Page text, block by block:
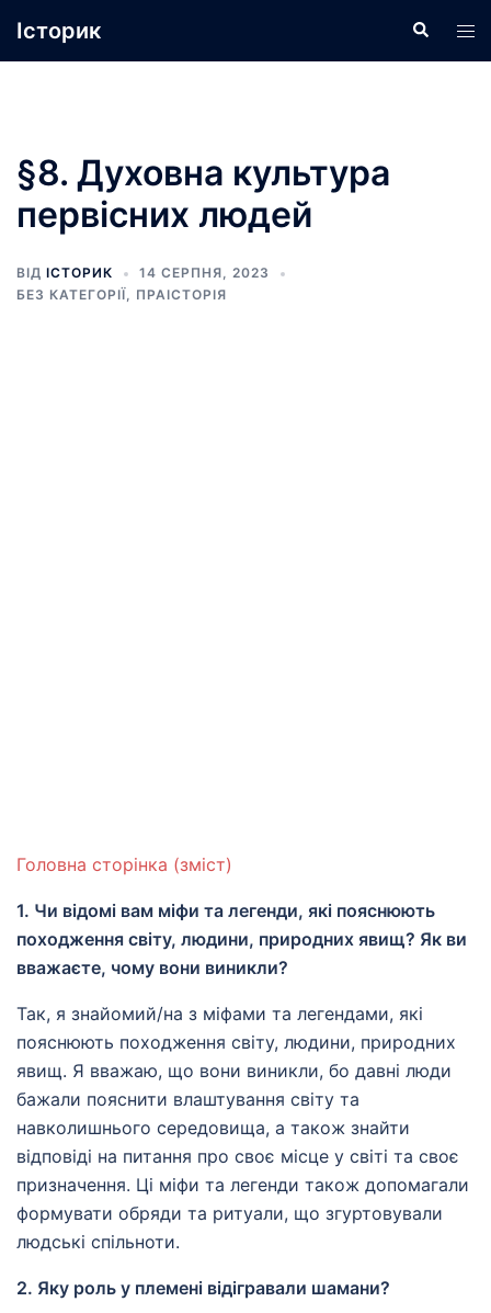
доІсторик Пошук
§8. Духовна культура
первісних людей
ВІД ІСТОРИК
14 СЕРПНЯ, 2023
БЕЗ КАТЕГОРІЇ, ПРАІСТОРІЯ
Головна сторінка (зміст)
1. Чи відомі вам міфи та легенди, які пояснюють
походження світу, людини, природних явищ? Як ви
вважаєте, чому вони виникли?
Так, я знайомий/на з міфами та легендами, які
пояснюють походження світу, людини, природних
явищ. Я вважаю, що вони виникли, бо давні люди
бажали пояснити влаштування світу та
навколишнього середовища, а також знайти
відповіді на питання про своє місце у світі та своє
призначення. Ці міфи та легенди також допомагали
формувати обряди та ритуали, що згуртовували
людські спільноти.
2. Яку роль у племені відігравали шамани?